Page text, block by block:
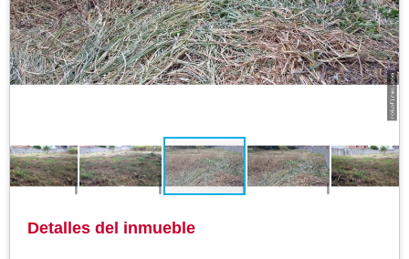
Detalles del inmueble